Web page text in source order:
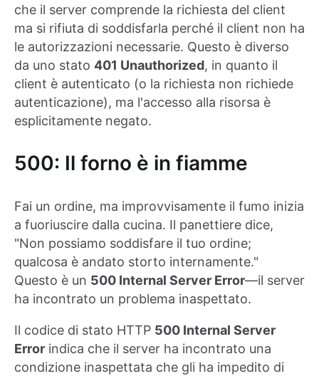
che il server comprende la richiesta del client
ma si rifiuta di soddisfarla perché il client non ha
le autorizzazioni necessarie. Questo è diverso
da uno stato 401 Unauthorized, in quanto il
client è autenticato (o la richiesta non richiede
autenticazione), ma l'accesso alla risorsa è
esplicitamente negato.
500: Il forno è in fiamme
Fai un ordine, ma improvvisamente il fumo inizia
a fuoriuscire dalla cucina. Il panettiere dice,
"Non possiamo soddisfare il tuo ordine;
qualcosa è andato storto internamente."
Questo è un 500 Internal Server Error—il server
ha incontrato un problema inaspettato.
Il codice di stato HTTP 500 Internal Server
Error indica che il server ha incontrato una
condizione inaspettata che gli ha impedito di